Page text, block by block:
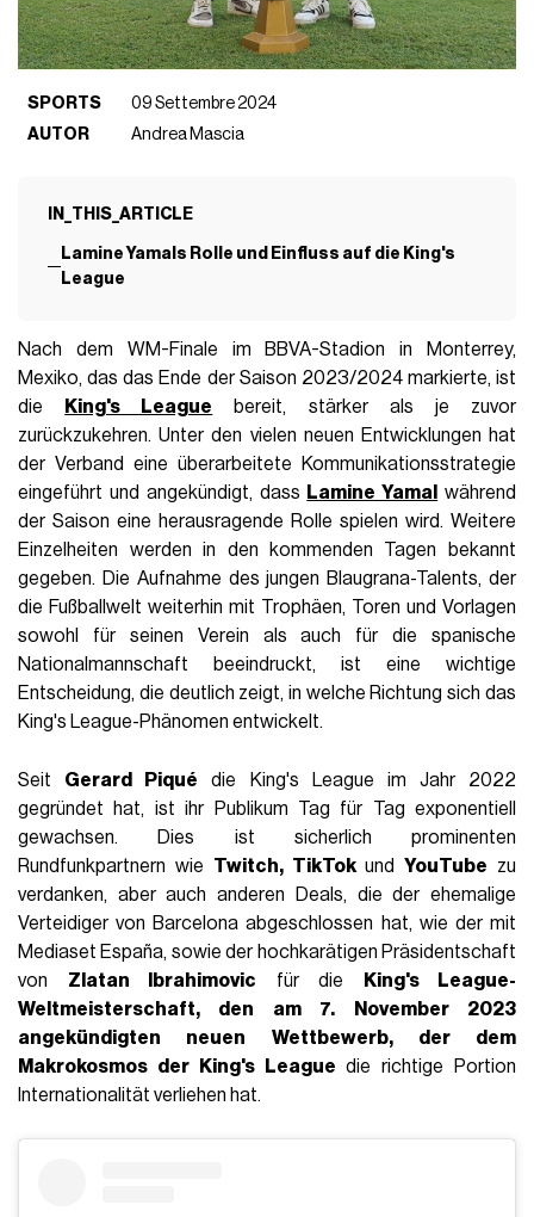
SPORTS
09 Settembre 2024
AUTOR
Andrea Mascia
IN_THIS_ARTICLE
Lamine Yamals Rolle und Einfluss auf die King's
League
Nach dem WM-Finale im BBVA-Stadion in Monterrey,
Mexiko, das das Ende der Saison 2023/2024 markierte, ist
die
King's League bereit, stärker als je zuvor
zurückzukehren. Unter den vielen neuen Entwicklungen hat
der Verband eine überarbeitete Kommunikationsstrategie
eingeführt und angekündigt, dass Lamine Yamal
während
der Saison eine herausragende Rolle spielen wird. Weitere
Einzelheiten werden in den kommenden Tagen bekannt
gegeben. Die Aufnahme des jungen Blaugrana-Talents, der
die Fußballwelt weiterhin mit Trophäen, Toren und Vorlagen
sowohl für seinen Verein als auch für die spanische
Nationalmannschaft beeindruckt, ist eine wichtige
Entscheidung, die deutlich zeigt, in welche Richtung sich das
King's League-Phänomen entwickelt.
Seit Gerard Piqué die King's League im Jahr 2022
gegründet hat, ist ihr Publikum Tag für Tag exponentiell
gewachsen. Dies ist sicherlich prominenten
Rundfunkpartnern wie Twitch, TikTokundYouTube zu
verdanken, aber auch anderen Deals, die der ehemalige
Verteidiger von Barcelona abgeschlossen hat, wie der mit
Mediaset España, sowie der hochkarätigen Präsidentschaft
von Zlatan Ibrahimovic für die
King's League-
Weltmeisterschaft, den am 7. November 2023
angekündigten neuen Wettbewerb, der dem
Makrokosmos der King's League die richtige Portion
Internationalität verliehen hat.